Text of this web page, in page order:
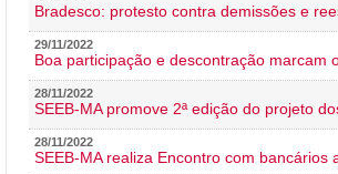
Bradesco: protesto contra demissões e
29/11/2022
Boa participação e descontração marcam
28/11/2022
SEEB-MA promove 2ª edição do projeto
28/11/2022
SEEB-MA realiza Encontro com bancários